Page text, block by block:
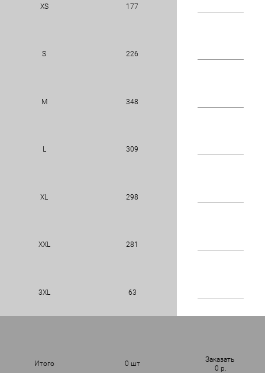
XS 177
S 226
M 348
L 309
XL 298
XXL 281
3XL 63
Итого 0 шт
Заказать
0 р.